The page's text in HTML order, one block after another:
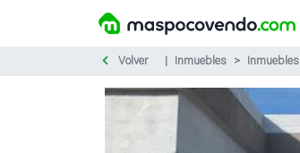
Volver Inmuebles Inmuebles